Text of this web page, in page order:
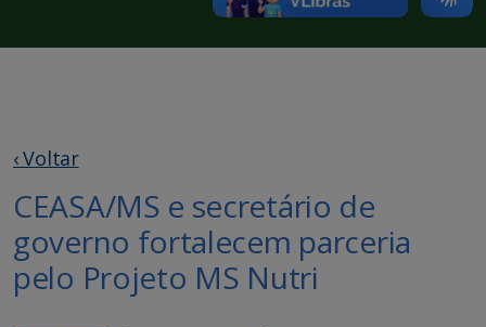
‹ Voltar
CEASA/MS e secretário de
governo fortalecem parceria
pelo Projeto MS Nutri